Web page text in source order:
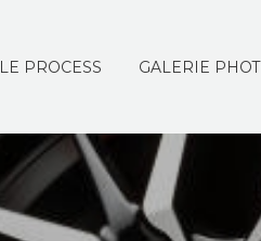
LE PROCESS GALERIE